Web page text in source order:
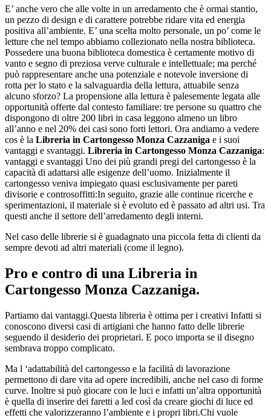
E’ anche vero che alle volte in un arredamento che è ormai stantio,
un pezzo di design e di carattere potrebbe ridare vita ed energia
positiva all’ambiente. E’ una scelta molto personale, un po’ come le
letture che nel tempo abbiamo collezionato nella nostra biblioteca.
Possedere una buona biblioteca domestica è certamente motivo di
vanto e segno di preziosa verve culturale e intellettuale; ma perché
può rappresentare anche una potenziale e notevole inversione di
rotta per lo stato e la salvaguardia della lettura, attuabile senza
alcuno sforzo? La propensione alla lettura è palesemente legata alle
opportunità offerte dal contesto familiare: tre persone su quattro che
dispongono di oltre 200 libri in casa leggono almeno un libro
all’anno e nel 20% dei casi sono forti lettori. Ora andiamo a vedere
cos è la Libreria in Cartongesso Monza Cazzaniga e i suoi
vantaggi e svantaggi. Libreria in Cartongesso Monza Cazzaniga:
vantaggi e svantaggi Uno dei più grandi pregi del cartongesso è la
capacità di adattarsi alle esigenze dell’uomo. Inizialmente il
cartongesso veniva impiegato quasi esclusivamente per pareti
divisorie e controsoffitti:In seguito, grazie alle continue ricerche e
sperimentazioni, il materiale si è evoluto ed è passato ad altri usi. Tra
questi anche il settore dell’arredamento degli interni.
Nel caso delle librerie si è guadagnato una piccola fetta di clienti da
sempre devoti ad altri materiali (come il legno).
Pro e contro di una Libreria in
Cartongesso Monza Cazzaniga.
Partiamo dai vantaggi.Questa libreria è ottima per i creativi Infatti si
conoscono diversi casi di artigiani che hanno fatto delle librerie
seguendo il desiderio dei proprietari. E poco importa se il disegno
sembrava troppo complicato.
Ma l ‘adattabilità del cartongesso e la facilità di lavorazione
permettono di dare vita ad opere incredibili, anche nel caso di forme
curve. Inoltre si può giocare con le luci e infatti un’altra opportunità
è quella di inserire dei faretti a led così da creare giochi di luce ed
effetti che valorizzeranno l’ambiente e i propri libri.Chi vuole